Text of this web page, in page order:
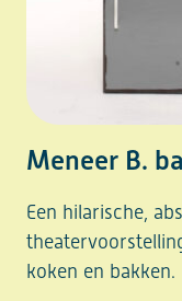
Meneer B.
Een hilarische,
koken en bakken.